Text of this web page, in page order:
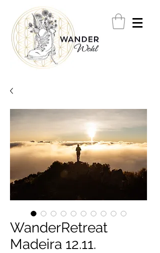
WanderRetreat
Madeira 12.11.